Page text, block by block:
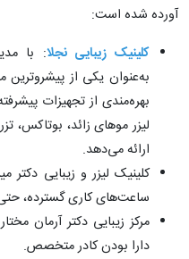
آورده شده است:
کلینیک زیبایی نجلا: با
به‌عنوان یکی از
بهره‌مندی از تجهیزات
لیزر موهای زائد، بوتاکس،
ارائه می‌دهد.
کلینیک لیزر و زیبایی دکتر
ساعت‌های کاری گسترده،
مرکز زیبایی دکتر آرمان
دارا بودن کادر متخصص.